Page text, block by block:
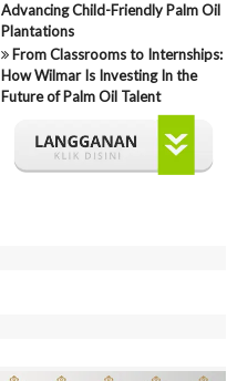
Advancing Child-Friendly Palm Oil
Plantations
From Classrooms to Internships:
How Wilmar Is Investing In the
Future of Palm Oil Talent